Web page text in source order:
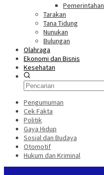
Pemerintahan
Tarakan
Tana Tidung
Nunukan
Bulungan
Olahraga
Ekonomi dan Bisnis
Kesehatan
Pengumuman
Cek Fakta
Politik
Gaya Hidup
Sosial dan Budaya
Otomotif
Hukum dan Kriminal